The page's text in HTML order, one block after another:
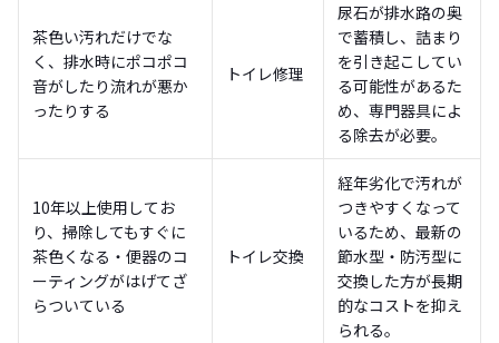
茶色い汚れだけでな
く、排水時にポコポコ
音がしたり流れが悪か
ったりする
トイレ修理
尿石が排水路の奥
で蓄積し、詰まり
を引き起こしてい
る可能性があるた
め、専門器具によ
る除去が必要。
10年以上使用してお
り、掃除してもすぐに
茶色くなる・便器のコ
ーティングがはげてざ
らついている
トイレ交換
経年劣化で汚れが
つきやすくなって
いるため、最新の
節水型・防汚型に
交換した方が長期
的なコストを抑え
られる。